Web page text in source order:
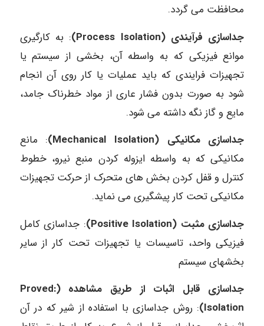
محافظت می گردد.
جداسازی فرآیندی (Process Isolation)
: به کارگیری
موانع فیزیکی که به واسطه آن، بخشی از سیستم یا
تجهیزات فرایندی که باید عملیات یا کار روی آن انجام
شود به صورت بدون فشار عاری از مواد خطرناک جامد،
مایع و گاز نگه داشته می شود.
جداسازی مکانیکی (Mechanical Isolation)
: مانع
مکانیکی که به واسطه ایزوله کردن منبع نیرو، خطوط
کنترل و قفل کردن بخش های متحرک از حرکت تجهیزات
مکانیکی تحت کار پیشگیری می نماید.
جداسازی مثبت (Positive Isolation)
: جداسازی کامل
فیزیکی واحد، تاسیسات یا تجهیزات تحت کار از سایر
بخشهای سیستم
جداسازی قابل اثبات از طریق مشاهده (Proved:
Isolation) : روش جداسازی با استفاده از شیر که در آن